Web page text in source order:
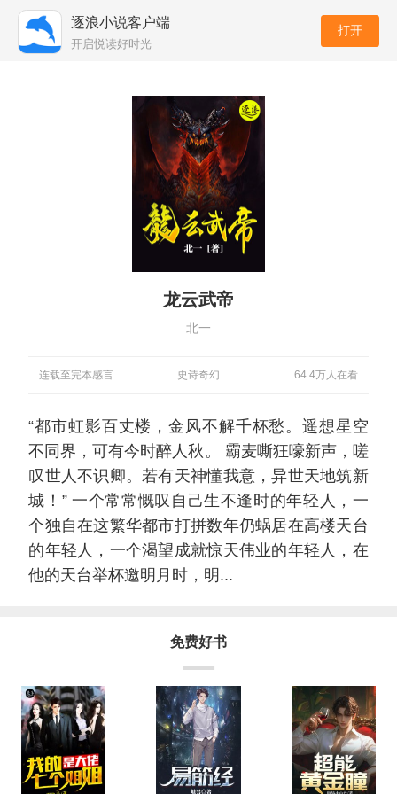
逐浪小说客户端
开启悦读好时光
打开
龙云武帝
北一
连载至完本感言 史诗奇幻 64.4万人在看
“都市虹影百丈楼，金风不解千杯愁。遥想星空
不同界，可有今时醉人秋。 霸麦嘶狂嚎新声，嗟
叹世人不识卿。若有天神懂我意，异世天地筑新
城！” 一个常常慨叹自己生不逢时的年轻人，一
个独自在这繁华都市打拼数年仍蜗居在高楼天台
的年轻人，一个渴望成就惊天伟业的年轻人，在
他的天台举杯邀明月时，明...
免费好书